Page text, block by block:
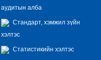
аудитын алба
Стандарт, хэмжил зүйн
хэлтэс
Статистикийн хэлтэс